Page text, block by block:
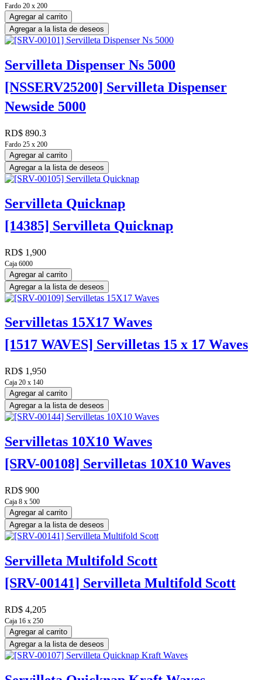
Fardo 20 x 200
Agregar al carrito
Agregar a la lista de deseos
Servilleta Dispenser Ns 5000
[NSSERV25200] Servilleta Dispenser
Newside 5000
RD$ 890.3
Fardo 25 x 200
Agregar al carrito
Agregar a la lista de deseos
Servilleta Quicknap
[14385] Servilleta Quicknap
RD$ 1,900
Caja 6000
Agregar al carrito
Agregar a la lista de deseos
Servilletas 15X17 Waves
[1517 WAVES] Servilletas 15 x 17 Waves
RD$ 1,950
Caja 20 x 140
Agregar al carrito
Agregar a la lista de deseos
Servilletas 10X10 Waves
[SRV-00108] Servilletas 10X10 Waves
RD$ 900
Caja 8 x 500
Agregar al carrito
Agregar a la lista de deseos
Servilleta Multifold Scott
[SRV-00141] Servilleta Multifold Scott
RD$ 4,205
Caja 16 x 250
Agregar al carrito
Agregar a la lista de deseos